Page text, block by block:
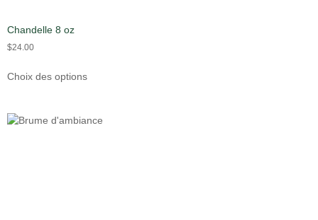
Chandelle 8 oz
$24.00
Choix des options